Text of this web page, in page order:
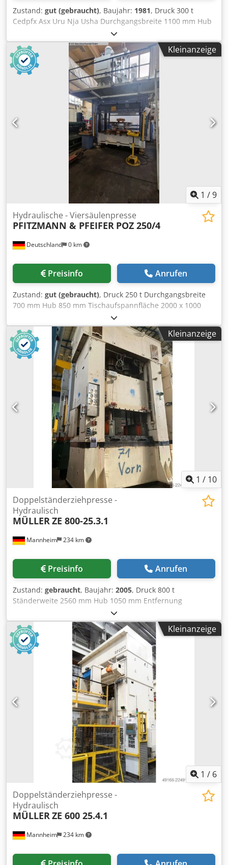
Zustand: gut (gebraucht), Baujahr: 1981, Druck 300 t
Cedpfx Asx Uru Nja Usha Durchgangsbreite 1100 mm Hub
950 mm Tischbreite 1050 mm Tischtiefe 1200 mm
Einbauhöhe 1180 mm Maschinengewicht ca. 20 t
Raumbedarf ca. 2,8 x 3 x 4,5 m Diese hydraulische 4-
Säulenpresse OTT ist in einem gutem Zustand und sofort
verfügbar. Sonstiges: Lichtschranke, Umhausung
Vollständige elektr. Dokumentation Bohrbild im Tisch M20
Kleinanzeige
1 /9
Deutschland 0 km
Hydraulische - Viersäulenpresse
PFITZMANN & PFEIFER POZ 250/4
Preisinfo Anrufen
Zustand: gut (gebraucht), Druck 250 t Durchgangsbreite
700 mm Hub 850 mm Tischaufspannfläche 2000 x 1000
mm Werkzeugeinbauhöhe - min./max. 355 / 1200 mm
Gesamtleistungsbedarf 30 kW Maschinengewicht ca. 25 t
Raumbedarf ca. 4,2 x 2,1 x 5,5 m Diese Viersäulenpresse
ist in einem gutem Zustand, sofort Verfügbar und kann bei
Abgeber unter Strom besichtigt werden. BESCHREIBUNG: -
Lichtschranke - Umhausung - Automatischer Rückhub
Cedpfxsxcblwe Aa Uoha - Begrenzung durch Presskraft
oder Höheneinstellung - Vollständige elektr.
Dokumentation
Kleinanzeige
1 / 10
Mannheim 234 km
Doppelständerziehpresse -
Hydraulisch
MÜLLER ZE 800-25.3.1
Preisinfo Anrufen
Zustand: gebraucht, Baujahr: 2005, Druck 800 t
Ständerweite 2560 mm Hub 1050 mm Entfernung
Tisch/Stößel, Hub oben 1870 mm Tischfläche 2500 x 1730
mm Ziehkissendruck im Tisch 300 t Ziehkissenhub im Tisch
395 mm Chsdpfx Aezrpt Iea Uja Ziehkissenfläche im Tisch
2300 x 1300 mm Stößelfläche 2500 x 1730 mm
Ziehkissendruck im Stössel 63 t Ziehkissenhub im Stössel
150 mm Seitlicher Ständerdurchgang 1000 mm Ölinhalt
4300 l Antriebsleistung 200,0 kW Raumbedarf (BxTxH) 4,1 x
2,8 x 10,0 m Höhe über Flur 7,0 m Baujahr 1974
Überholung 2005: ehemals BZE 800, mit neuem Stößel und
neuem Zylinder vom Hersteller umgebaut auf ZE 800 mit
ölhydraulischem Antrieb, hydraulischem gesteuertem
Ziehkissen im Tisch und Stößel demontiert eingelagert -
Video beim Abgeber vor Abbau vorhanden
Kleinanzeige
1 / 6
Mannheim 234 km
Doppelständerziehpresse -
Hydraulisch
MÜLLERZE 600 25.4.1